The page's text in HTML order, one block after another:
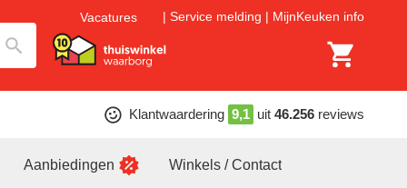
Vacatures Service melding MijnKeuken info
Klantwaardering 9,1 uit 46.256 reviews
Aanbiedingen Winkels / Contact